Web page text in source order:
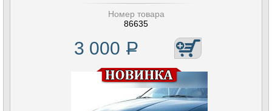
Номер товара
86635
3 000 Р